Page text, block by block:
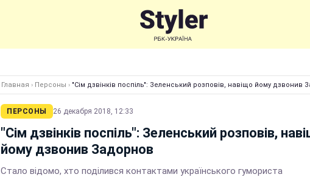
Главная › Персоны › "Сім дзвінків поспіль": Зеленський розповів, навіщо йому дзвонив
ПЕРСОНЫ 26 декабря 2018, 12:33
"Сім дзвінків поспіль": Зеленський розповів,
йому дзвонив Задорнов
Стало відомо, хто поділився контактами українського гумориста